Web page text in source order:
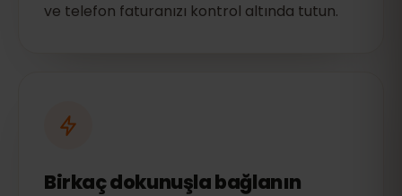
ve telefon faturanızı kontrol altında tutun.
Birkaç dokunuşla bağlanın